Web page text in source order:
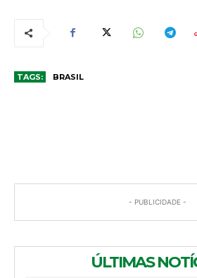
TAGS: BRASIL
- PUBLICIDADE -
ÚLTIMAS